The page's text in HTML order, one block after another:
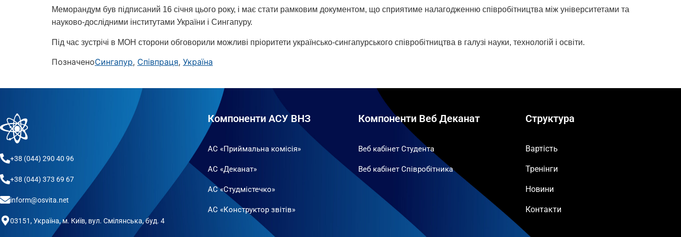
Меморандум був підписаний 16 січня цього року, і має стати рамковим документом, що сприятиме налагодженню співробітництва між університетами та
науково-дослідними інститутами України і Сингапуру.
Під час зустрічі в МОН сторони обговорили можливі пріоритети українсько-сингапурського співробітництва в галузі науки, технологій і освіти.
ПозначеноСингапур, Співпраця, Україна
+38 (044) 290 40 96
+38 (044) 373 69 67
inform@osvita.net
03151, Україна, м. Київ, вул. Смілянська, буд. 4
Компоненти АСУ ВНЗ
АС «Приймальна комісія»
АС «Деканат»
АС «Студмістечко»
АС «Конструктор звітів»
Компоненти Веб Деканат
Веб кабінет Студента
Веб кабінет Співробітника
Структура
Вартість
Тренінги
Новини
Контакти